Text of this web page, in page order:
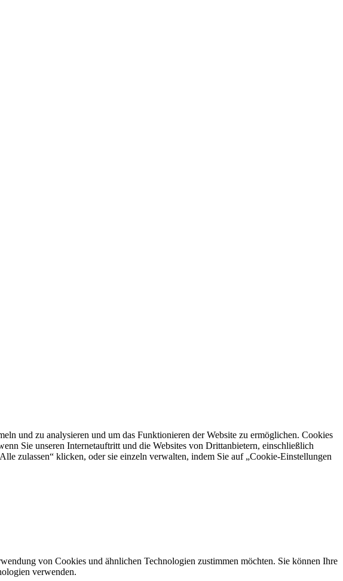
und zu analysieren und um das Funktionieren der Website zu ermöglichen. Cookies
Sie unseren Internetauftritt und die Websites von Drittanbietern, einschließlich
zulassen“ klicken, oder sie einzeln verwalten, indem Sie auf „Cookie-Einstellungen
von Cookies und ähnlichen Technologien zustimmen möchten. Sie können Ihre
verwenden.